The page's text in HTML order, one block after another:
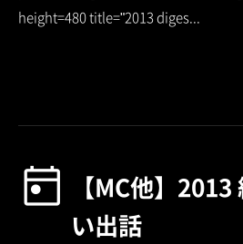
height=480 title="2013 diges...
【MC他】
い出話